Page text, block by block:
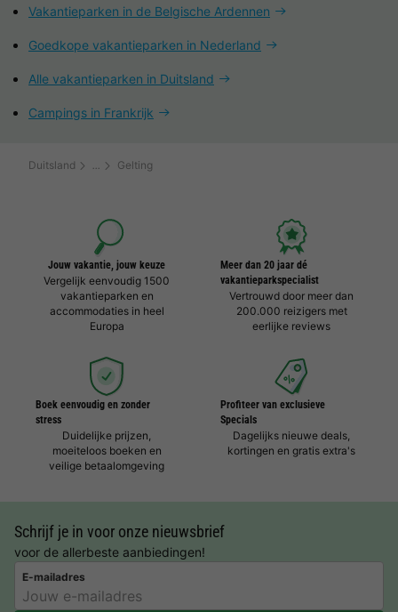
Vakantieparken in de Belgische Ardennen
Goedkope vakantieparken in Nederland
Alle vakantieparken in Duitsland
Campings in Frankrijk
Duitsland Gelting
Jouw vakantie, jouw keuze
Vergelijk eenvoudig 1500
vakantieparken en
accommodaties in heel
Europa
Meer dan 20 jaar dé
vakantieparkspecialist
Vertrouwd door meer dan
200.000 reizigers met
eerlijke reviews
Boek eenvoudig en zonder
stress
Duidelijke prijzen,
moeiteloos boeken en
veilige betaalomgeving
Profiteer van exclusieve
Specials
Dagelijks nieuwe deals,
kortingen en gratis extra's
Schrijf je in voor onze nieuwsbrief
voor de allerbeste aanbiedingen!
E-mailadres